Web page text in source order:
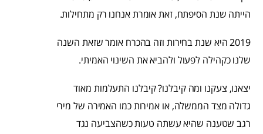
הייתה שנת הסיפתח, זאת אומרת אנחנו רק מתחילות.
2019 היא שנת בחירות וזה בהכרח אומר שזאת השנה
שלנו כקהילה לפעול ולהביא את השינוי האמיתי.
יצאנו, צעקנו ומה קיבלנו? קיבלנו התעלמות מאוד
גדולה מצד הממשלה, או אמירות כמו האמירה של מירי
רגב שטענה שהיא עשתה טעות כשהצביעה נגד